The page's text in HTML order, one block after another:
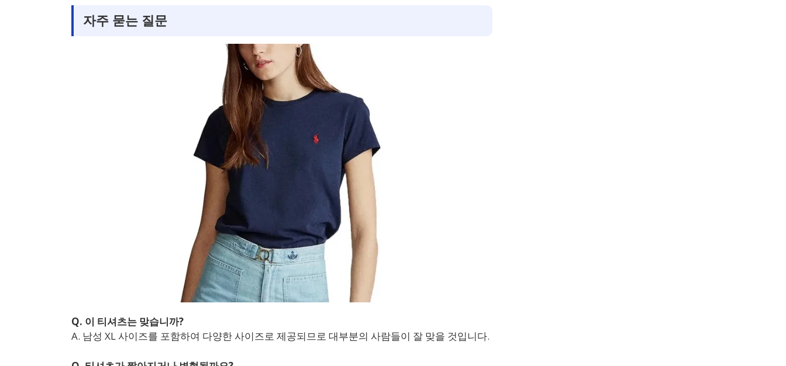
자주 묻는 질문
Q. 이 티셔츠는 맞습니까?
A. 남성 XL 사이즈를 포함하여 다양한 사이즈로 제공되므로 대부분의 사람들이 잘 맞을 것입니다.